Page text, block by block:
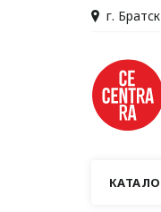
г. Братск